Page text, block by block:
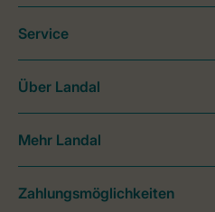
Service
Über Landal
Mehr Landal
Zahlungsmöglichkeiten